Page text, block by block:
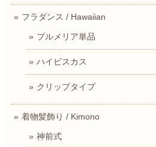
フラダンス / Hawaiian
プルメリア単品
ハイビスカス
クリップタイプ
着物髪飾り / Kimono
神前式